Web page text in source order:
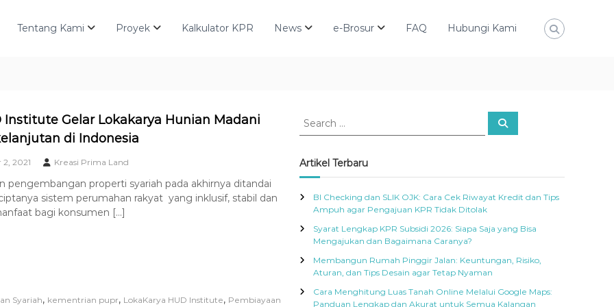
Tentang Kami Proyek Kalkulator KPR News e-Brosur FAQ Hubungi Kami
Institute Gelar Lokakarya Hunian Madani
di Indonesia
2021 Kreasi Prima Land
pengembangan properti syariah pada akhirnya ditandai
sistem perumahan rakyat yang inklusif, stabil dan
bagi konsumen […]
Syariah, kementrian pupr, LokaKarya HUD Institute, Pembiayaan
S
r
c
f
r
S
Artikel Terbaru
BI Checking dan SLIK OJK: Cara Cek Riwayat Kredit dan Tips
Ampuh agar Pengajuan KPR Tidak Ditolak
Syarat Lengkap KPR Subsidi 2026: Siapa Saja yang Bisa
Mengajukan dan Bagaimana Caranya?
Membangun Rumah Pinggir Jalan: Keuntungan, Risiko,
Aturan, dan Tips Desain agar Tetap Nyaman
Cara Menghitung Luas Tanah Online Melalui Google Maps:
Panduan Lengkap dan Akurat untuk Semua Kalangan